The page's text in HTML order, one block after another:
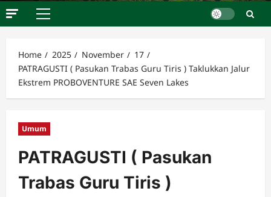
Primary
Home
2025 November
17
PATRAGUSTI ( Pasukan Trabas Guru Tiris ) Taklukkan Jalur
Ekstrem PROBOVENTURE SAE Seven Lakes
Umum
PATRAGUSTI ( Pasukan
Trabas Guru Tiris )